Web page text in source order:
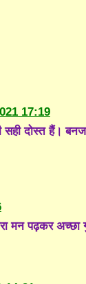
17:19
सही दोस्त हैं।
मन पढ़कर अच्छा